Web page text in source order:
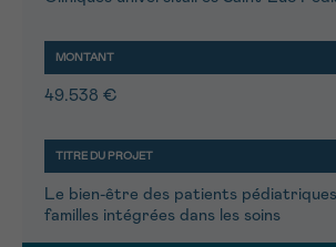
49.538 €
Le bien-être des patients
familles intégrées dans les soins